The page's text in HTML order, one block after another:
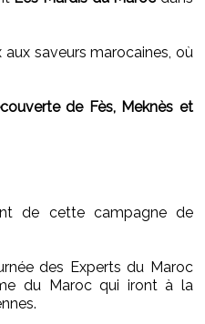
saveurs marocaines, où
de Fès, Meknès et
de cette campagne de
des Experts du Maroc
du Maroc qui iront à la